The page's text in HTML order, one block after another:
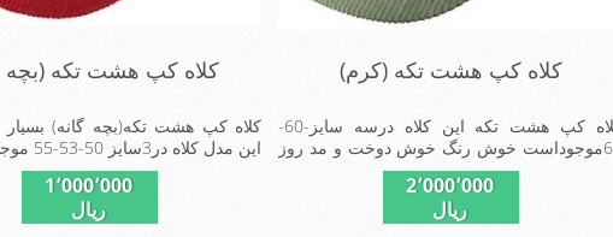
کلاه کپ هشت تکه (کرم)
کلاه کپ هشت تکه این کلاه درسه سایز-60-
61موجوداست خوش رنگ خوش دوخت و مد روز
قابلیت تغییر اندازه سبک و راحت
2٬000٬000
ریال
کلاه کپ هشت تکه (بچه
کلاه کپ هشت تکه(بچه گانه)
این مدل کلاه در3سایز 50-53-55 موجود است
1٬000٬000
ریال